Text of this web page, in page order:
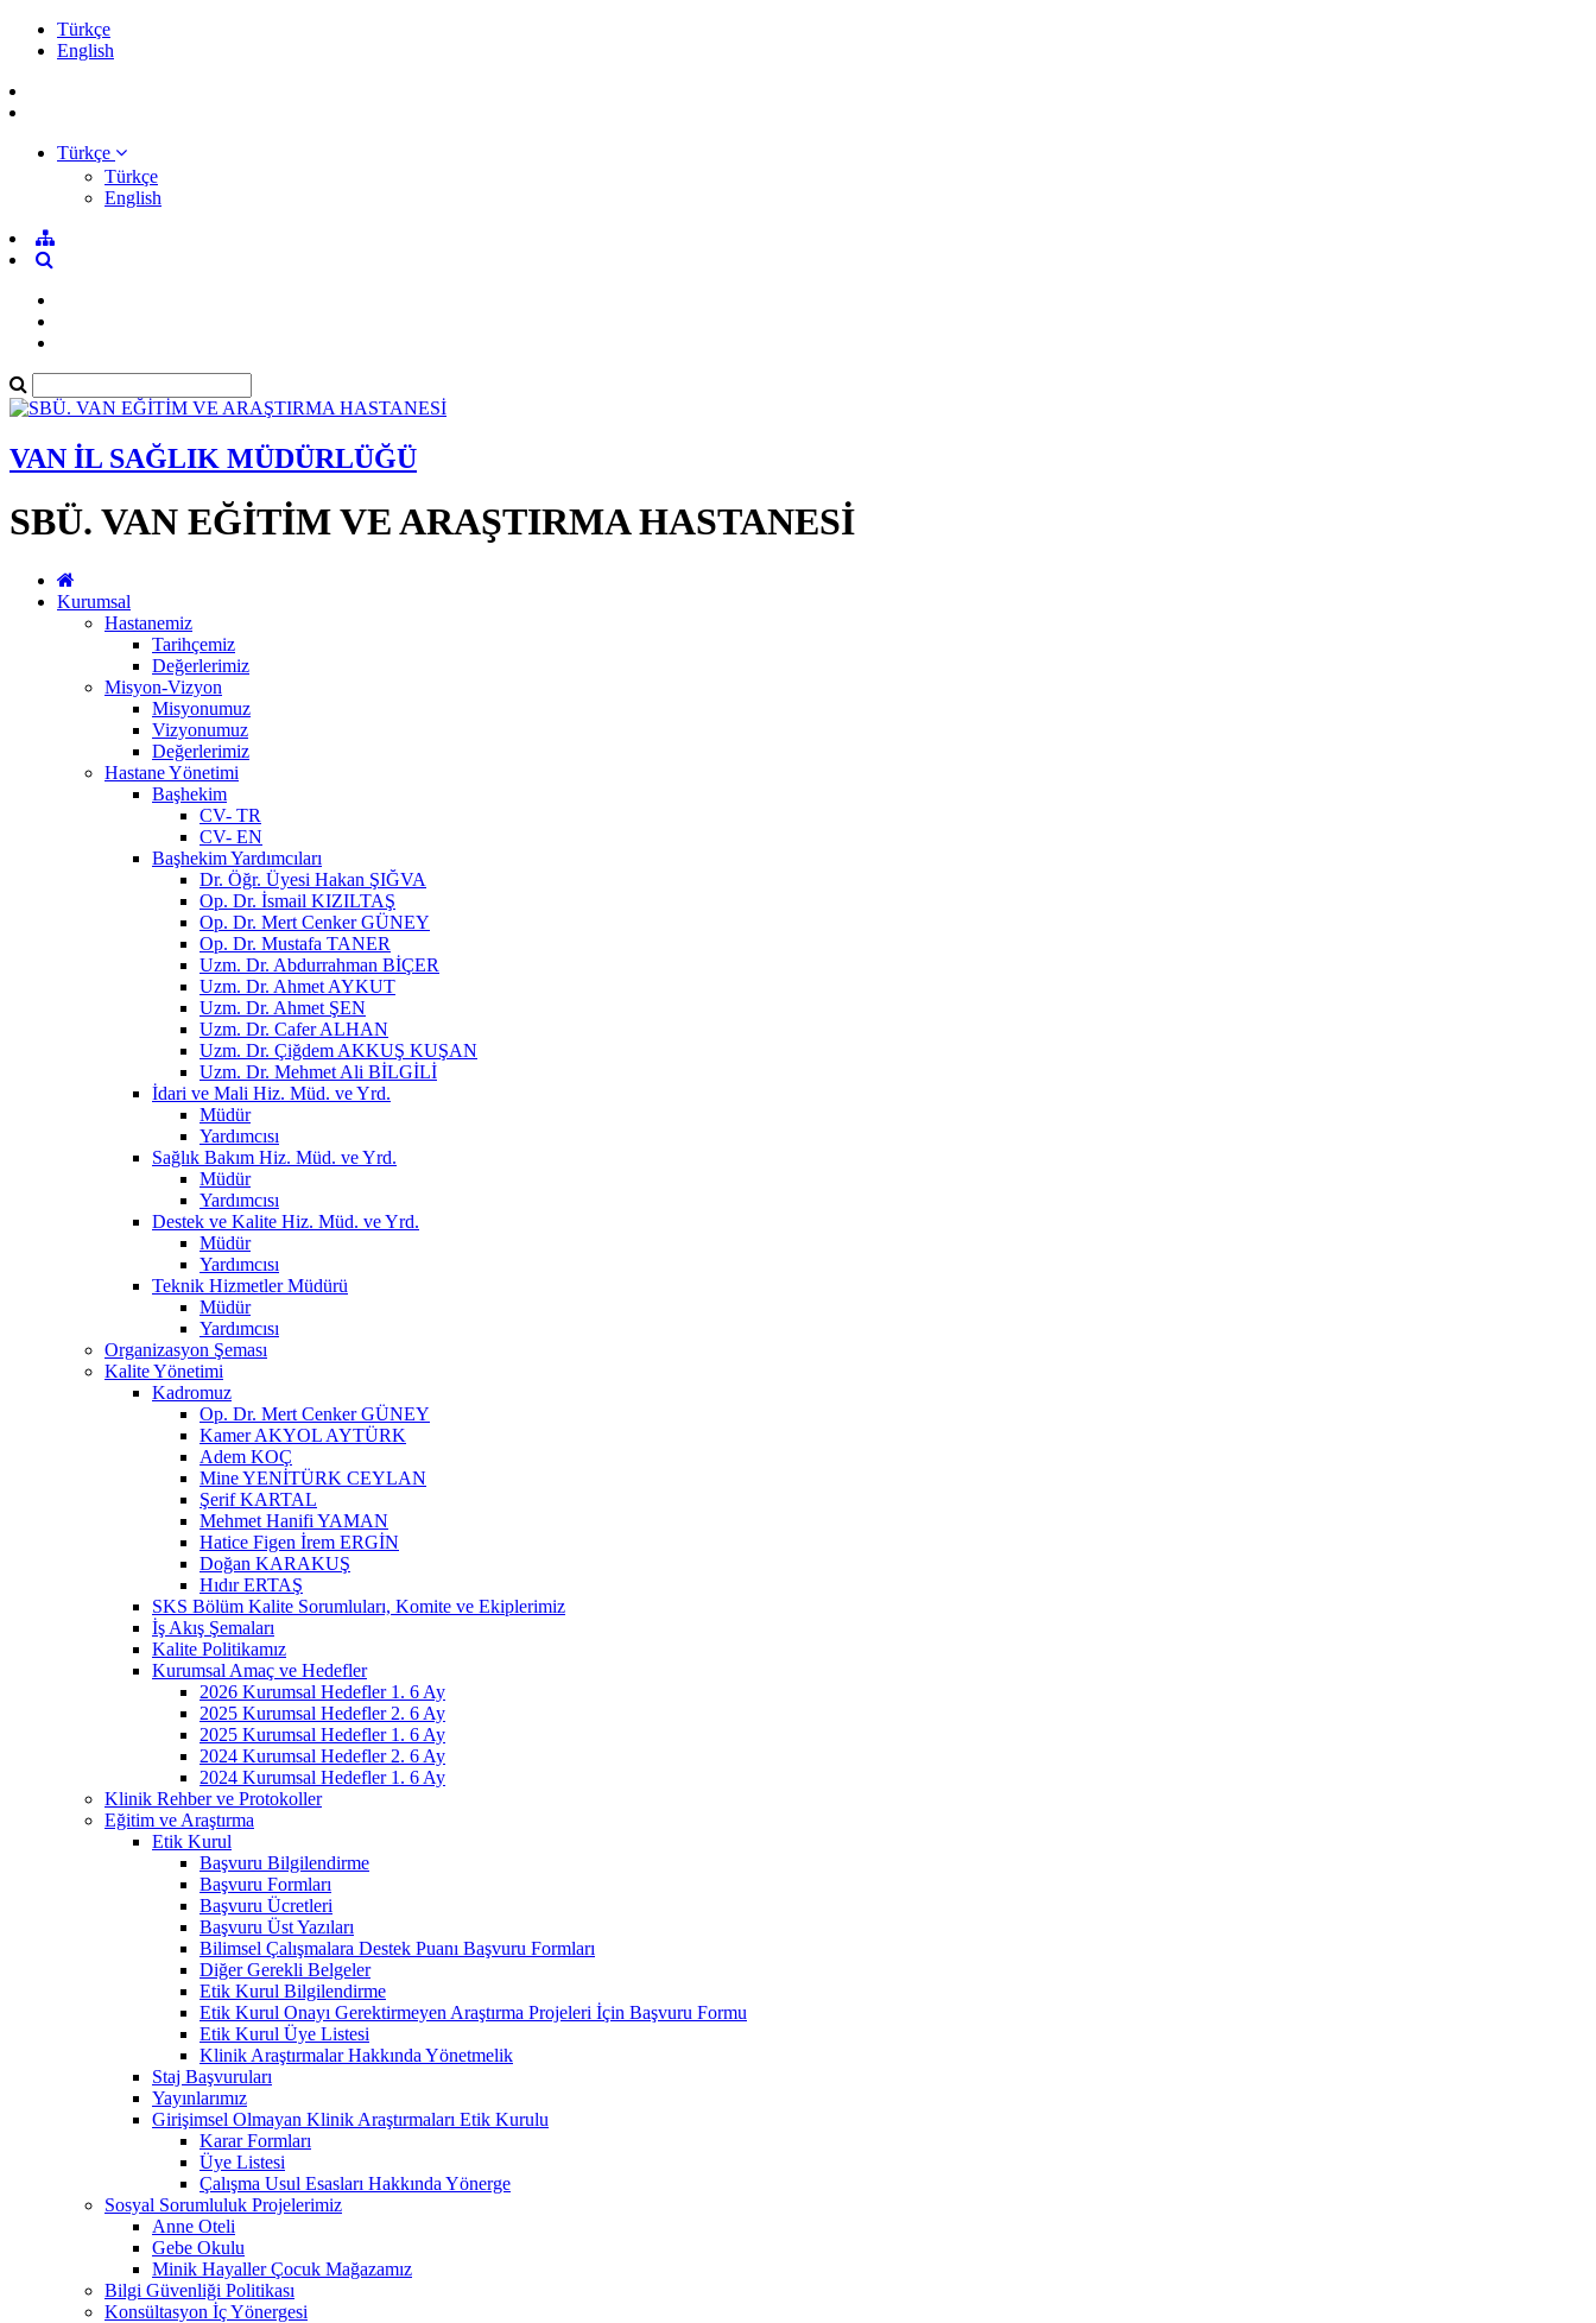
Türkçe
English
Türkçe
Türkçe
English
VAN İL SAĞLIK MÜDÜRLÜĞÜ
SBÜ. VAN EĞİTİM VE ARAŞTIRMA HASTANESİ
Kurumsal
Hastanemiz
Tarihçemiz
Değerlerimiz
Misyon-Vizyon
Misyonumuz
Vizyonumuz
Değerlerimiz
Hastane Yönetimi
Başhekim
CV- TR
CV- EN
Başhekim Yardımcıları
Dr. Öğr. Üyesi Hakan ŞIĞVA
Op. Dr. İsmail KIZILTAŞ
Op. Dr. Mert Cenker GÜNEY
Op. Dr. Mustafa TANER
Uzm. Dr. Abdurrahman BİÇER
Uzm. Dr. Ahmet AYKUT
Uzm. Dr. Ahmet ŞEN
Uzm. Dr. Cafer ALHAN
Uzm. Dr. Çiğdem AKKUŞ KUŞAN
Uzm. Dr. Mehmet Ali BİLGİLİ
İdari ve Mali Hiz. Müd. ve Yrd.
Müdür
Yardımcısı
Sağlık Bakım Hiz. Müd. ve Yrd.
Müdür
Yardımcısı
Destek ve Kalite Hiz. Müd. ve Yrd.
Müdür
Yardımcısı
Teknik Hizmetler Müdürü
Müdür
Yardımcısı
Organizasyon Şeması
Kalite Yönetimi
Kadromuz
Op. Dr. Mert Cenker GÜNEY
Kamer AKYOL AYTÜRK
Adem KOÇ
Mine YENİTÜRK CEYLAN
Şerif KARTAL
Mehmet Hanifi YAMAN
Hatice Figen İrem ERGİN
Doğan KARAKUŞ
Hıdır ERTAŞ
SKS Bölüm Kalite Sorumluları, Komite ve Ekiplerimiz
İş Akış Şemaları
Kalite Politikamız
Kurumsal Amaç ve Hedefler
2026 Kurumsal Hedefler 1. 6 Ay
2025 Kurumsal Hedefler 2. 6 Ay
2025 Kurumsal Hedefler 1. 6 Ay
2024 Kurumsal Hedefler 2. 6 Ay
2024 Kurumsal Hedefler 1. 6 Ay
Klinik Rehber ve Protokoller
Eğitim ve Araştırma
Etik Kurul
Başvuru Bilgilendirme
Başvuru Formları
Başvuru Ücretleri
Başvuru Üst Yazıları
Bilimsel Çalışmalara Destek Puanı Başvuru Formları
Diğer Gerekli Belgeler
Etik Kurul Bilgilendirme
Etik Kurul Onayı Gerektirmeyen Araştırma Projeleri İçin Başvuru Formu
Etik Kurul Üye Listesi
Klinik Araştırmalar Hakkında Yönetmelik
Staj Başvuruları
Yayınlarımız
Girişimsel Olmayan Klinik Araştırmaları Etik Kurulu
Karar Formları
Üye Listesi
Çalışma Usul Esasları Hakkında Yönerge
Sosyal Sorumluluk Projelerimiz
Anne Oteli
Gebe Okulu
Minik Hayaller Çocuk Mağazamız
Bilgi Güvenliği Politikası
Konsültasyon İç Yönergesi